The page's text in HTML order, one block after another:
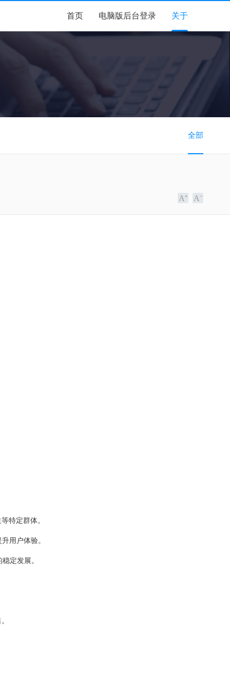
首页 电脑版后台登录 关于
全部
特定群体。
用户体验。
定发展。